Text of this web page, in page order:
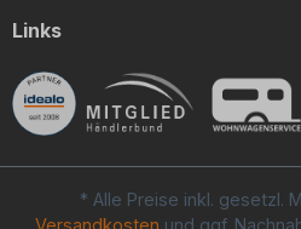
Links
* Alle Preise inkl. gesetzl.